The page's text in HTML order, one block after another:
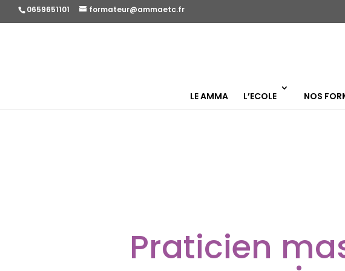
0659651101 formateur@ammaetc.fr
LE AMMA L’ECOLE NOS
Praticien